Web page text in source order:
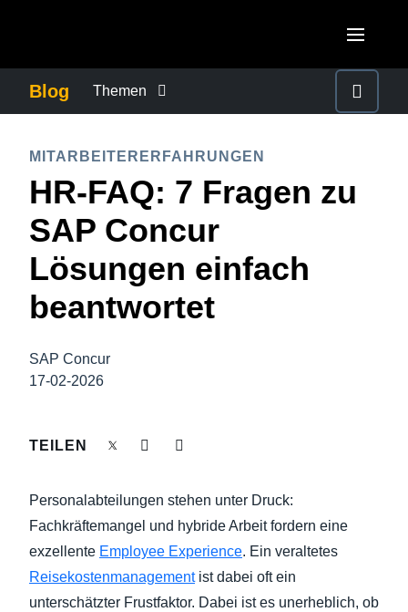
Canada (Français)
México (Español)
Brasil (Português)
United Kingdom (English)
Deutschland (Deutsch)
Italia (Italiano)
Finland (English)
España (Español)
Norway (English)
ASIA PACIFIC
Australia (English)
India (English)
日本（日本語)
Blog Themen
FÜRSORGEPFLICHT BEI GESCHÄFTSREISEN
GESCHÄFTSKONTINUITÄT
GESCHÄFTSREISEMANAGEMENT
MITARBEITERERFAHRUNGEN
UNTERNEHMENSNACHRICHTEN
WACHSTUM UND OPTIMIERUNG
MITARBEITERERFAHRUNGEN
HR-FAQ: 7 Fragen zu
SAP Concur
Lösungen einfach
beantwortet
SAP Concur
17-02-2026
TEILEN
Personalabteilungen stehen unter Druck:
Fachkräftemangel und hybride Arbeit fordern eine
exzellente Employee Experience. Ein veraltetes
Reisekostenmanagementist dabei oft ein
unterschätzter Frustfaktor. Dabei ist es unerheblich, ob